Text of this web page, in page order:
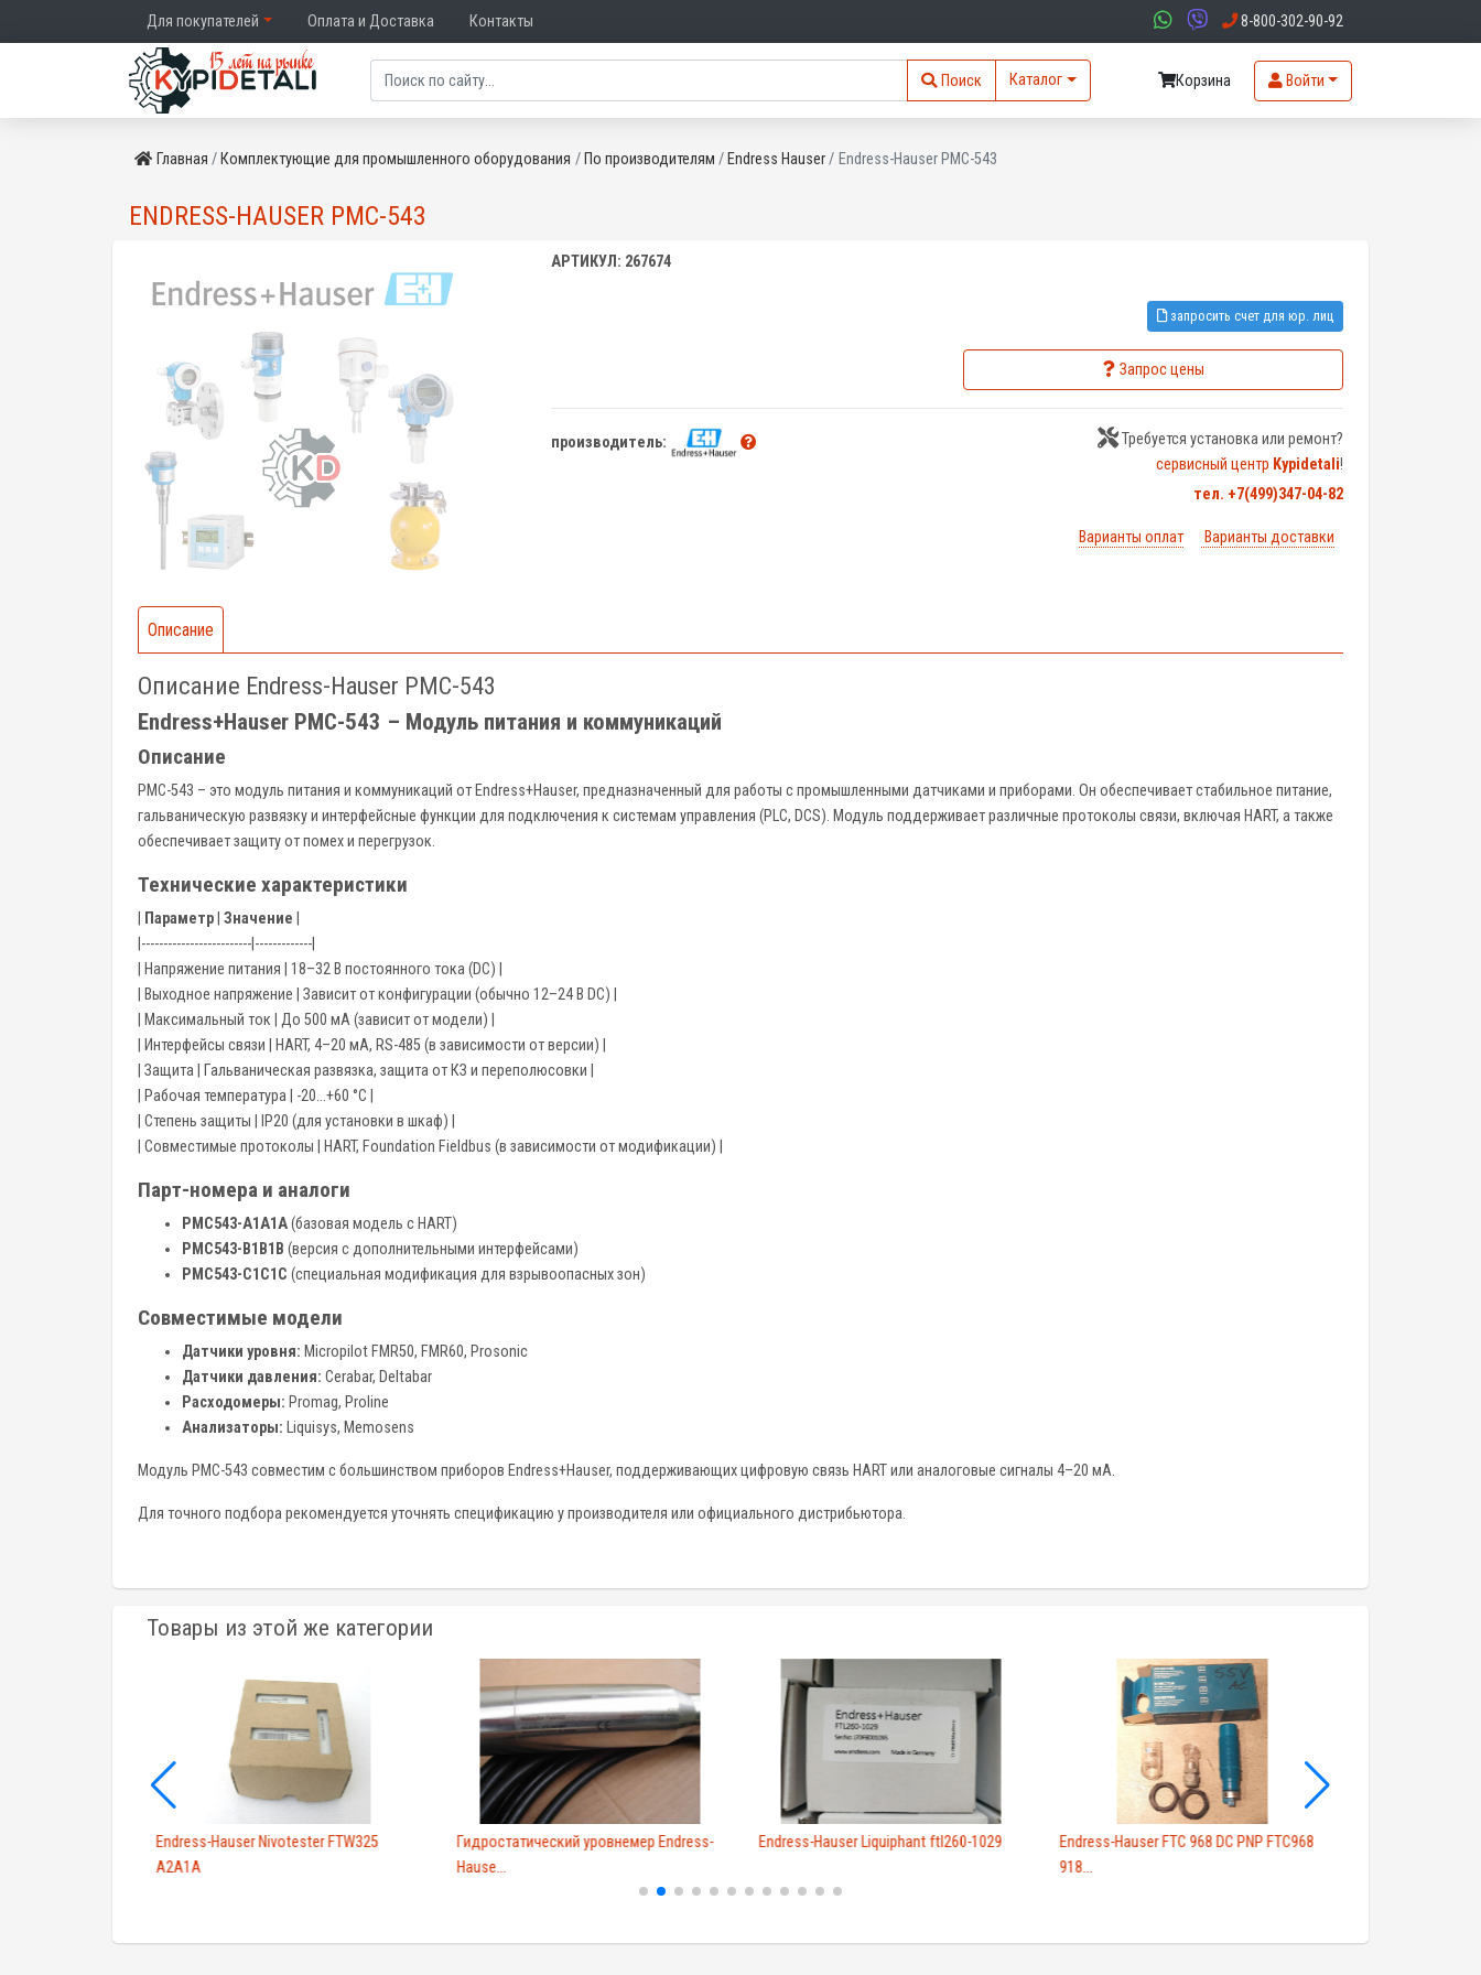
Для покупателей Оплата и Доставка Контакты 8-800-302-90-92
Поиск Каталог Корзина Войти
Главная Комплектующие для промышленного оборудования По производителям Endress Hauser Endress-Hauser PMC-543
ENDRESS-HAUSER PMC-543
АРТИКУЛ: 267674
запросить счет для юр. лиц
Запрос цены
производитель:
Требуется установка или ремонт?
сервисный центр Kypidetali!
тел. +7(499)347-04-82
Варианты оплат Варианты доставки
Описание
Описание Endress-Hauser PMC-543
Endress+Hauser PMC-543 – Модуль питания и коммуникаций
Описание
PMC-543 – это модуль питания и коммуникаций от Endress+Hauser, предназначенный для работы с промышленными датчиками и приборами. Он обеспечивает стабильное питание,
гальваническую развязку и интерфейсные функции для подключения к системам управления (PLC, DCS). Модуль поддерживает различные протоколы связи, включая HART, а также
обеспечивает защиту от помех и перегрузок.
Технические характеристики
Параметр Значение
|-------------------------|-------------|
| Напряжение питания | 18–32 В постоянного тока (DC) |
| Выходное напряжение | Зависит от конфигурации (обычно 12–24 В DC) |
| Максимальный ток | До 500 мА (зависит от модели) |
| Интерфейсы связи | HART, 4–20 мА, RS-485 (в зависимости от версии) |
| Защита | Гальваническая развязка, защита от КЗ и переполюсовки |
| Рабочая температура | -20…+60 °C |
| Степень защиты | IP20 (для установки в шкаф) |
| Совместимые протоколы | HART, Foundation Fieldbus (в зависимости от модификации) |
Парт-номера и аналоги
PMC543-A1A1A(базовая модель с HART)
PMC543-B1B1B (версия с дополнительными интерфейсами)
PMC543-C1C1C (специальная модификация для взрывоопасных зон)
Совместимые модели
Датчики уровня: Micropilot FMR50, FMR60, Prosonic
Датчики давления: Cerabar, Deltabar
Расходомеры: Promag, Proline
Анализаторы: Liquisys, Memosens
Модуль PMC-543 совместим с большинством приборов Endress+Hauser, поддерживающих цифровую связь HART или аналоговые сигналы 4–20 мА.
Для точного подбора рекомендуется уточнять спецификацию у производителя или официального дистрибьютора.
Товары из этой же категории
Endress-Hauser Nivotester FTW325
A2A1A
Гидростатический уровнемер Endress-
Hause...
Endress-Hauser Liquiphant ftl260-1029
Endress-Hauser FTC 968 DC PNP FTC968
918...